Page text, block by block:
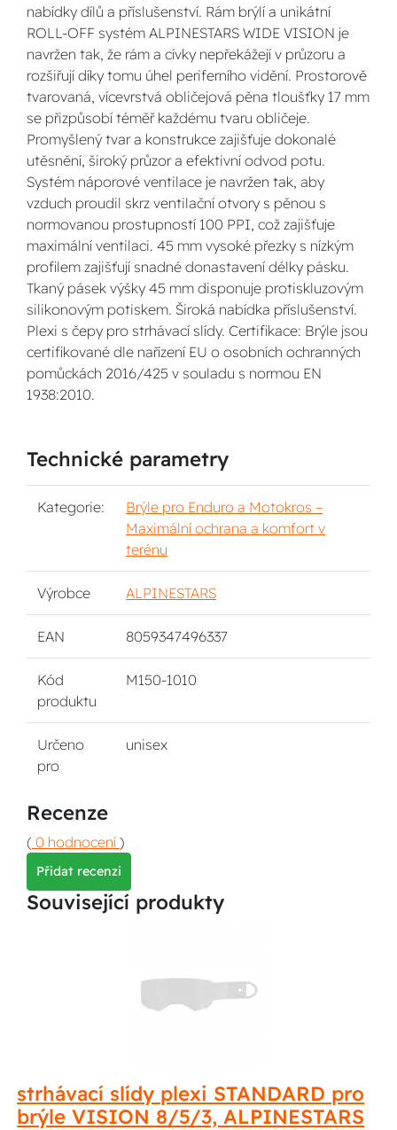
nabídky dílů a příslušenství. Rám brýlí a unikátní
ROLL-OFF systém ALPINESTARS WIDE VISION je
navržen tak, že rám a cívky nepřekážejí v průzoru a
rozšiřují díky tomu úhel periferního vidění. Prostorově
tvarovaná, vícevrstvá obličejová pěna tloušťky 17 mm
se přizpůsobí téměř každému tvaru obličeje.
Promyšlený tvar a konstrukce zajišťuje dokonalé
utěsnění, široký průzor a efektivní odvod potu.
Systém náporové ventilace je navržen tak, aby
vzduch proudil skrz ventilační otvory s pěnou s
normovanou prostupností 100 PPI, což zajišťuje
maximální ventilaci. 45 mm vysoké přezky s nízkým
profilem zajišťují snadné donastavení délky pásku.
Tkaný pásek výšky 45 mm disponuje protiskluzovým
silikonovým potiskem. Široká nabídka příslušenství.
Plexi s čepy pro strhávací slídy. Certifikace: Brýle jsou
certifikované dle nařízení EU o osobních ochranných
pomůckách 2016/425 v souladu s normou EN
1938:2010.
Technické parametry
Kategorie:
Brýle pro Enduro a Motokros –
Maximální ochrana a komfort v
terénu
Výrobce ALPINESTARS
EAN 8059347496337
Kód
produktu
M150-1010
Určeno
pro
unisex
Recenze
( 0 hodnocení )
Přidat recenzi
Související produkty
strhávací slídy plexi STANDARD pro
brýle VISION 8/5/3, ALPINESTARS